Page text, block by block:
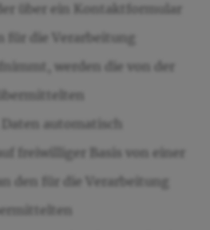
über ein Kontaktformular
für die Verarbeitung
werden die von der
automatisch
freiwilliger Basis von einer
den für die Verarbeitung